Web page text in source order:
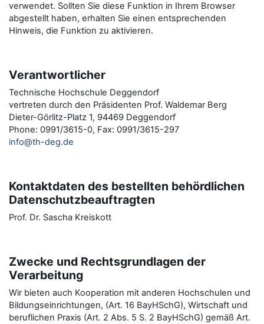
verwendet. Sollten Sie diese Funktion in Ihrem Browser
abgestellt haben, erhalten Sie einen entsprechenden
Hinweis, die Funktion zu aktivieren.
Verantwortlicher
Technische Hochschule Deggendorf
vertreten durch den Präsidenten Prof. Waldemar Berg
Dieter-Görlitz-Platz 1, 94469 Deggendorf
Phone: 0991/3615-0, Fax: 0991/3615-297
info@th-deg.de
Kontaktdaten des bestellten behördlichen
Datenschutzbeauftragten
Prof. Dr. Sascha Kreiskott
Zwecke und Rechtsgrundlagen der
Verarbeitung
Wir bieten auch Kooperation mit anderen Hochschulen und
Bildungseinrichtungen, (Art. 16 BayHSchG), Wirtschaft und
beruflichen Praxis (Art. 2 Abs. 5 S. 2 BayHSchG) gemäß Art.